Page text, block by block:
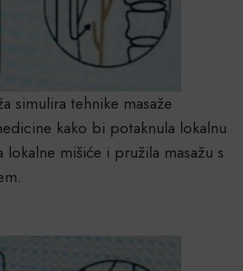
simulira tehnike masaže
kako bi potaknula lokalnu
mišiće i pružila masažu s